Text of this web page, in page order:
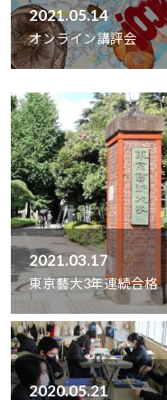
2021.05.14
オンライン講評会
2021.03.17
東京藝大3年連続合格
2020.05.21